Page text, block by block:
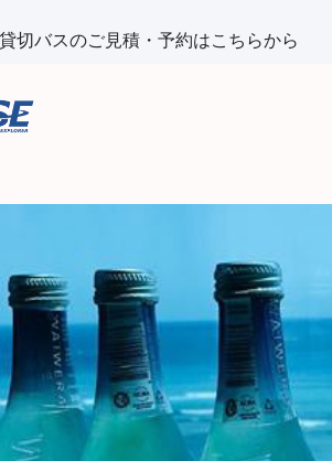
貸切バスのご見積・予約はこちらから